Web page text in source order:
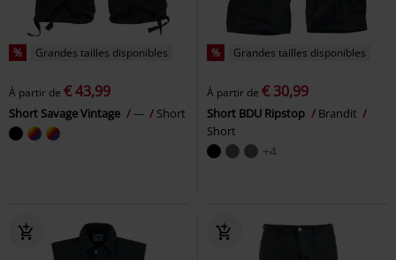
% Grandes tailles disponibles
À partir de € 43,99
Short Savage Vintage --- Short
% Grandes tailles disponibles
À partir de € 30,99
Short BDU Ripstop
Brandit
Short
+4